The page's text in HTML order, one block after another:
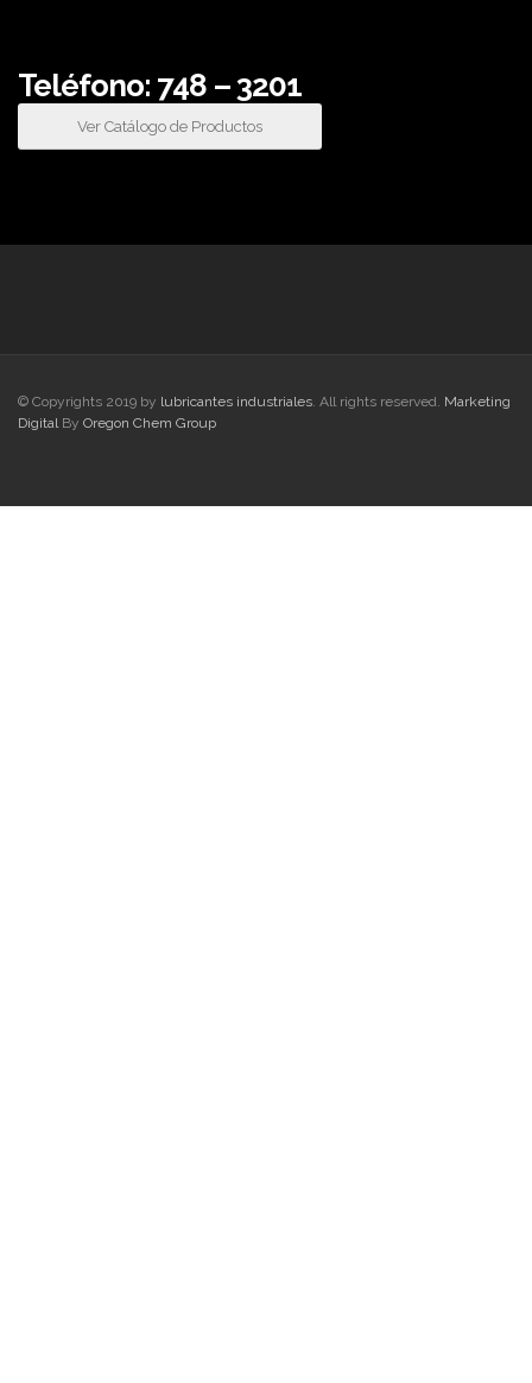
Teléfono: 748 – 3201
Ver Catálogo de Productos
© Copyrights 2019 by lubricantes industriales . All rights reserved. Marketing
Digital By Oregon Chem Group